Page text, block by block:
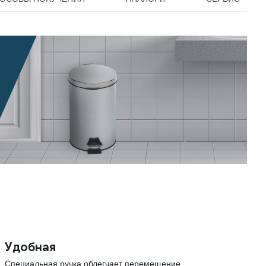
Удобная
Специальная ручка облегчает перемещение